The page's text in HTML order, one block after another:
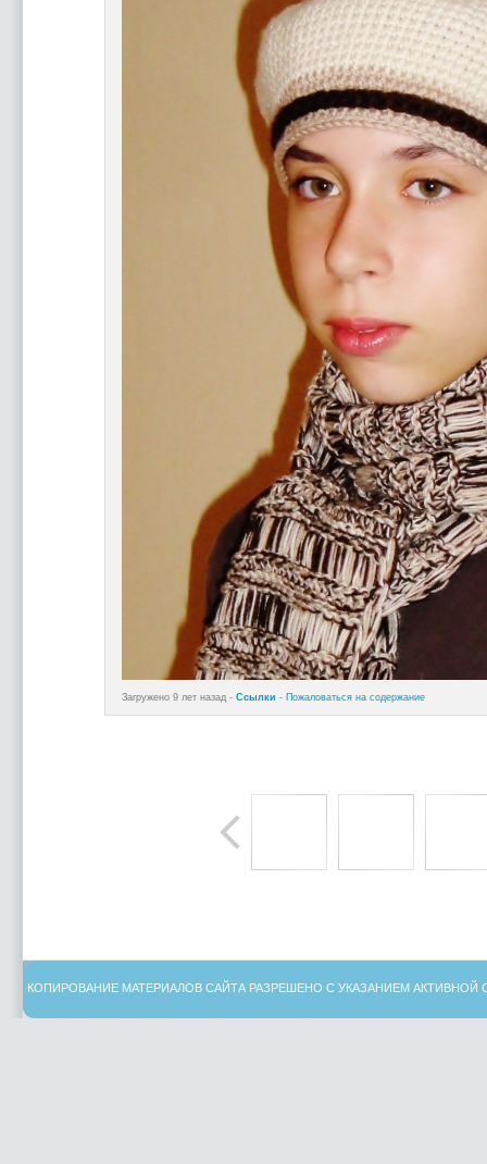
Загружено 9 лет назад - Ссылки - Пожаловаться на содержание
КОПИРОВАНИЕ МАТЕРИАЛОВ САЙТА РАЗРЕШЕНО С УКАЗАНИЕМ АКТИВНОЙ